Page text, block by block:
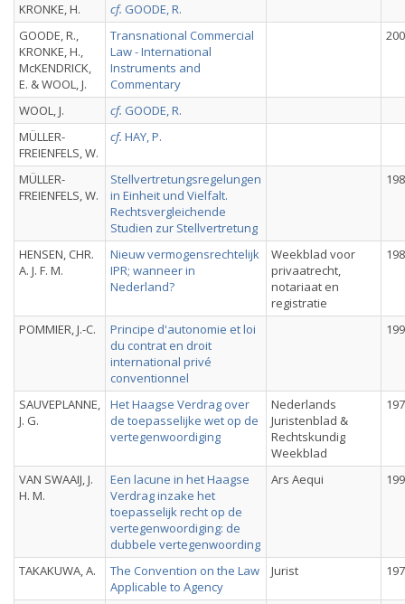
KRONKE, H. cf. GOODE, R.
GOODE, R.,
KRONKE, H.,
McKENDRICK,
E. & WOOL, J.
Transnational Commercial
Law - International
Instruments and
Commentary
WOOL, J. cf. GOODE, R.
MÜLLER-
FREIENFELS, W.
cf. HAY, P.
MÜLLER-
FREIENFELS, W.
Stellvertretungsregelungen
in Einheit und Vielfalt.
Rechtsvergleichende
Studien zur Stellvertretung
HENSEN, CHR.
A. J. F. M.
Nieuw vermogensrechtelijk
IPR; wanneer in
Nederland?
Weekblad voor
privaatrecht,
notariaat en
registratie
POMMIER, J.-C.
Principe d'autonomie et loi
du contrat en droit
international privé
conventionnel
SAUVEPLANNE,
J. G.
Het Haagse Verdrag over
de toepasselijke wet op de
vertegenwoordiging
Nederlands
Juristenblad &
Rechtskundig
Weekblad
VAN SWAAIJ, J.
H. M.
Een lacune in het Haagse
Verdrag inzake het
toepasselijk recht op de
vertegenwoordiging: de
dubbele vertegenwoording
Ars Aequi
TAKAKUWA, A.
The Convention on the Law
Applicable to Agency
Jurist